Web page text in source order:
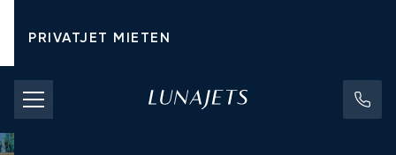
PRIVATJET MIETEN
CHARTERPREISE
PRIVATJETS